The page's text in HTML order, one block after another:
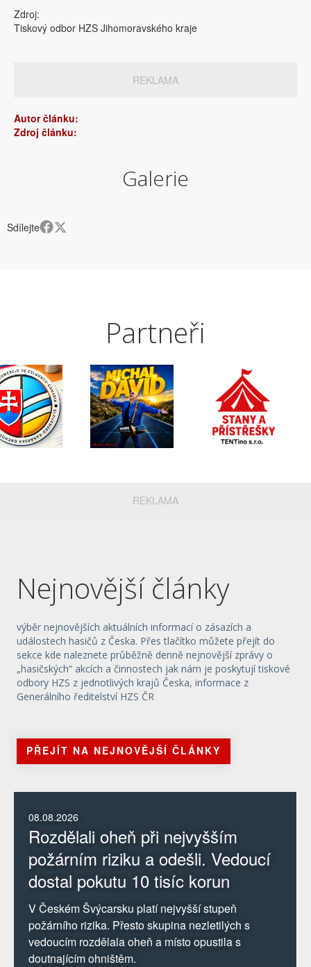
Zdroj:
Tiskový odbor HZS Jihomoravského kraje
REKLAMA
Autor článku:
Zdroj článku:
Galerie
Sdílejte
Partneři
REKLAMA
Nejnovější články
výběr nejnovějších aktuálních informací o zásazích a
událostech hasičů z Česka. Přes tlačítko můžete přejít do
sekce kde naleznete průběžně denně nejnovější zprávy o
„hasičských“ akcích a činnostech jak nám je poskytují tiskové
odbory HZS z jednotlivých krajů Česka, informace z
Generálního ředitelství HZS ČR
PŘEJÍT NA NEJNOVĚJŠÍ ČLÁNKY
08.08.2026
Rozdělali oheň při nejvyšším
požárním riziku a odešli. Vedoucí
dostal pokutu 10 tisíc korun
V Českém Švýcarsku platí nejvyšší stupeň
požárního rizika. Přesto skupina nezletilých s
vedoucím rozdělala oheň a místo opustila s
doutnajícím ohništěm.